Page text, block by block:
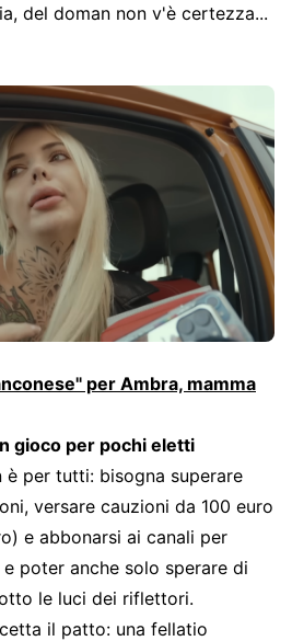
del doman non v'è certezza...
per Ambra, mamma
gioco per pochi eletti
è per tutti: bisogna superare
versare cauzioni da 100 euro
e abbonarsi ai canali per
poter anche solo sperare di
le luci dei riflettori.
il patto: una fellatio